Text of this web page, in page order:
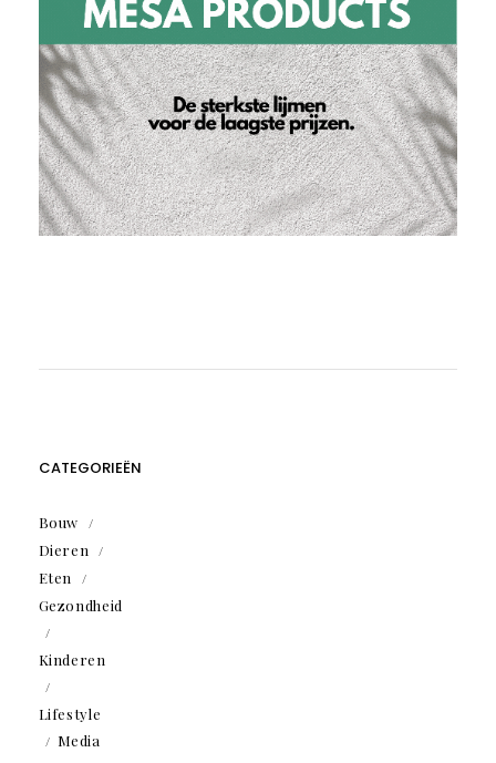
CATEGORIEËN
Bouw
Dieren
Eten
Gezondheid
Kinderen
Lifestyle
Media